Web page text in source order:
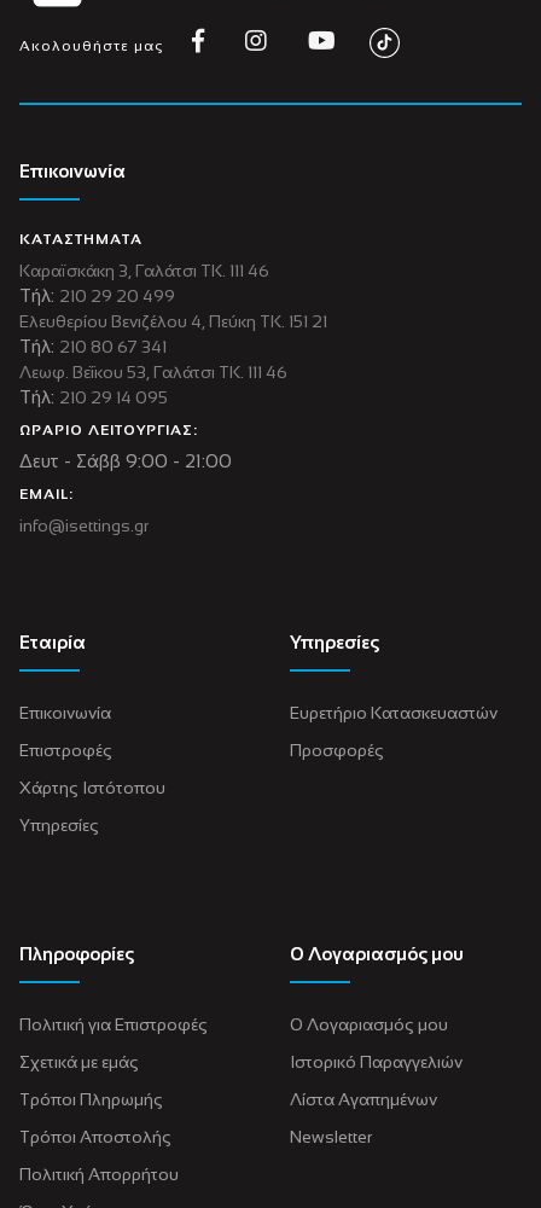
Ακολουθήστε μας
Επικοινωνία
ΚΑΤΑΣΤΗΜΑΤΑ
Καραϊσκάκη 3, Γαλάτσι ΤΚ. 111 46
Τήλ: 210 29 20 499
Ελευθερίου Βενιζέλου 4, Πεύκη ΤΚ. 151 21
Τήλ: 210 80 67 341
Λεωφ. Βεΐκου 53, Γαλάτσι ΤΚ. 111 46
Τήλ: 210 29 14 095
ΩΡΑΡΙΟ ΛΕΙΤΟΥΡΓΙΑΣ:
Δευτ - Σάββ 9:00 - 21:00
EMAIL:
info@isettings.gr
Εταιρία
Επικοινωνία
Επιστροφές
Χάρτης Ιστότοπου
Υπηρεσίες
Υπηρεσίες
Ευρετήριο Κατασκευαστών
Προσφορές
Πληροφορίες
Πολιτική για Eπιστροφές
Σχετικά με εμάς
Τρόποι Πληρωμής
Τρόποι Αποστολής
Πολιτική Απορρήτου
Ο Λογαριασμός μου
Ο Λογαριασμός μου
Ιστορικό Παραγγελιών
Λίστα Αγαπημένων
Newsletter